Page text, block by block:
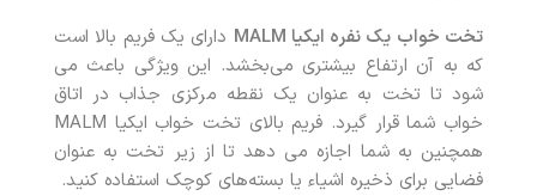
تخت خواب یک نفره ایکیا MALM
دارای یک فریم بالا است
که به آن ارتفاع بیشتری می‌بخشد. این ویژگی باعث می
شود تا تخت به عنوان یک نقطه مرکزی جذاب در اتاق
خواب شما قرار گیرد. فریم بالای تخت خواب ایکیا MALM
همچنین به شما اجازه می دهد تا از زیر تخت به عنوان
فضایی برای ذخیره اشیاء یا بسته‌های کوچک استفاده کنید.